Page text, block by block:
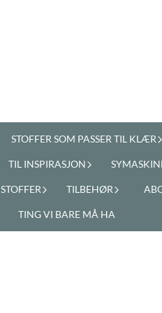
STOFFER SOM PASSER TIL KLÆR
TIL INSPIRASJON
STOFFER TILBEHØR
TING VI BARE MÅ HA